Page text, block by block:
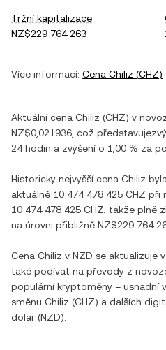
Tržní kapitalizace
NZ$229 764 263
Více informací: Cena Chiliz (CHZ)
Aktuální cena Chiliz (CHZ) v
NZ$0,021936 , což představuje
24 hodin a zvýšenío 1,00 % za
Historicky nejvyšší cena Chiliz byla
aktuálně 10 474 478 425 CHZ při
10 474 478 425 CHZ , takže plně
na úrovni přibližně NZ$229 764
Cena Chiliz v NZD se aktualizuje
také podívat na převody z
populární kryptoměny – usnadní
směnu Chiliz (CHZ) a dalších
dolar (NZD).